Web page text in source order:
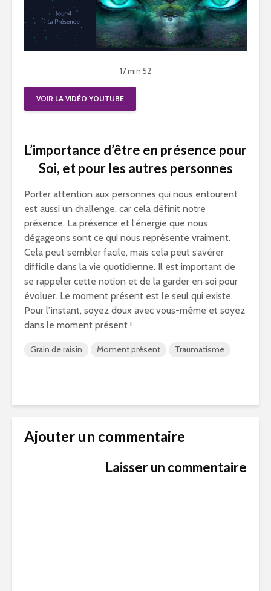
17 min 52
VOIR LA VIDÉO YOUTUBE
L’importance d’être en présence pour
Soi, et pour les autres personnes
Porter attention aux personnes qui nous entourent
est aussi un challenge, car cela définit notre
présence. La présence et l’énergie que nous
dégageons sont ce qui nous représente vraiment.
Cela peut sembler facile, mais cela peut s’avérer
difficile dans la vie quotidienne. Il est important de
se rappeler cette notion et de la garder en soi pour
évoluer. Le moment présent est le seul qui existe.
Pour l’instant, soyez doux avec vous-même et soyez
dans le moment présent !
Grain de raisin Moment présent Traumatisme
Ajouter un commentaire
Laisser un commentaire